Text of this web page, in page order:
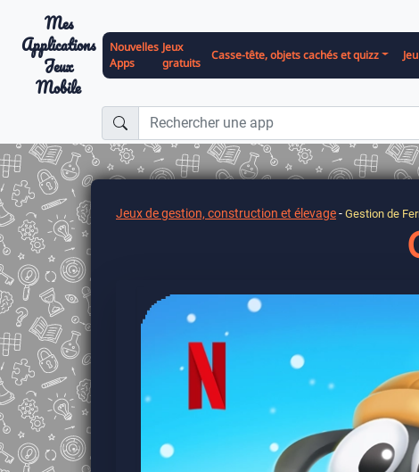
Mes
Applications
Jeux
Mobile
Nouvelles
Apps
Jeux
gratuits
Casse-tête, objets cachés et quizz
Jeux de gestion, construction et élevage- Gestion de